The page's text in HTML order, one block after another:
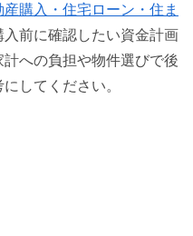
産購入・住宅ローン・住ま
入前に確認したい資金計画
への負担や物件選びで後
してください。